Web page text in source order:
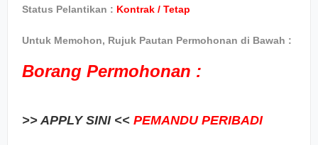
Status Pelantikan : Kontrak / Tetap
Untuk Memohon, Rujuk Pautan Permohonan di Bawah :
Borang Permohonan :
>> APPLY SINI << PEMANDU PERIBADI